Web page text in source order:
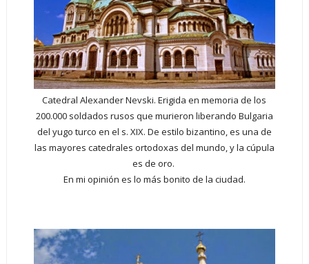
Catedral Alexander Nevski. Erigida en memoria de los
200.000 soldados rusos que murieron liberando Bulgaria
del yugo turco en el s. XIX. De estilo bizantino, es una de
las mayores catedrales ortodoxas del mundo, y la cúpula
es de oro.
En mi opinión es lo más bonito de la ciudad.